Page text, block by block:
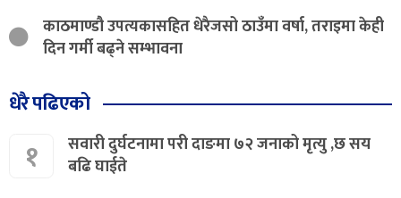
काठमाण्डौ उपत्यकासहित धेरैजसो ठाउँमा वर्षा, तराइमा केही
दिन गर्मी बढ्ने सम्भावना
धेरै पढिएको
१
सवारी दुर्घटनामा परी दाङमा ७२ जनाको मृत्यु ,छ सय
बढि घाईते